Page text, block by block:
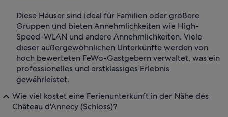
Diese Häuser sind ideal für Familien oder größere
Gruppen und bieten Annehmlichkeiten wie High-
Speed-WLAN und andere Annehmlichkeiten. Viele
dieser außergewöhnlichen Unterkünfte werden von
hoch bewerteten FeWo-Gastgebern verwaltet, was ein
professionelles und erstklassiges Erlebnis
gewährleistet.
Wie viel kostet eine Ferienunterkunft in der Nähe des
Château d'Annecy (Schloss)?